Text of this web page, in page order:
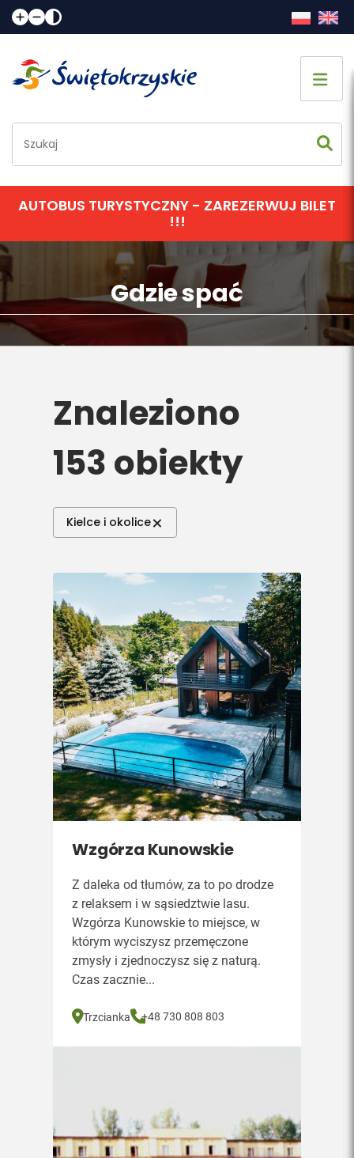
Co zobaczyć
Jak spędzić czas
Gdzie spać
Gdzie zjeść
Informacje praktyczne
Kalendarz imprez
Interaktywna mapa
Kontakt
AUTOBUS TURYSTYCZNY - ZAREZERWUJ BILET
!!!
Gdzie spać
Znaleziono
153 obiekty
Kielce i okolice
Wzgórza Kunowskie
Z daleka od tłumów, za to po drodze
z relaksem i w sąsiedztwie lasu.
Wzgórza Kunowskie to miejsce, w
którym wyciszysz przemęczone
zmysły i zjednoczysz się z naturą.
Czas zacznie...
Trzcianka +48 730 808 803